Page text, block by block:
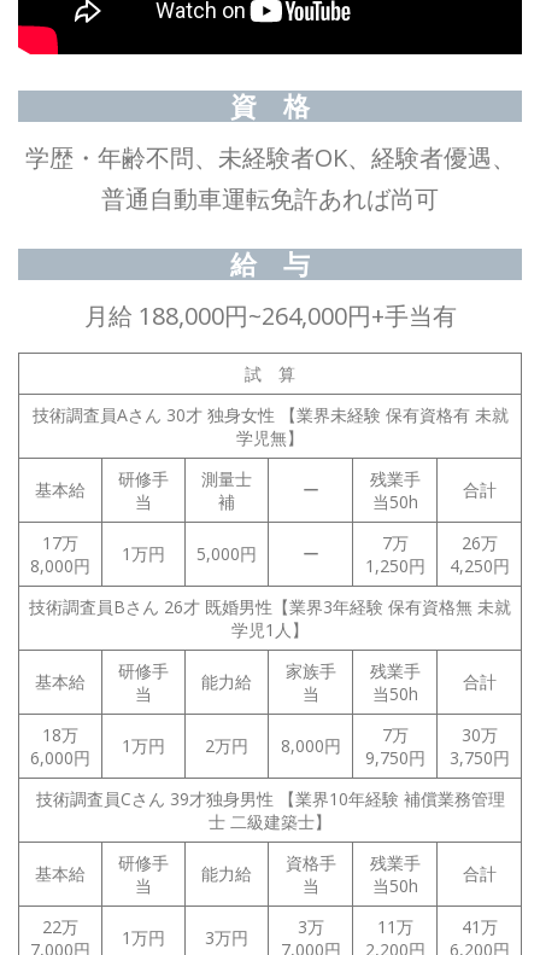
資 格
学歴・年齢不問、未経験者OK、経験者優遇、
普通自動車運転免許あれば尚可
給 与
月給 188,000円~264,000円+手当有
試 算
技術調査員Aさん 30才 独身女性 【業界未経験 保有資格有 未就
学児無】
基本給
研修手
当
測量士
補
ー
残業手
当50h
合計
17万
8,000円
1万円 5,000円 ー
7万
1,250円
26万
4,250円
技術調査員Bさん 26才 既婚男性【業界3年経験 保有資格無 未就
学児1人】
基本給
研修手
当
能力給
家族手
当
残業手
当50h
合計
18万
6,000円
1万円 2万円 8,000円
7万
9,750円
30万
3,750円
技術調査員Cさん 39才独身男性 【業界10年経験 補償業務管理
士 二級建築士】
基本給
研修手
当
能力給
資格手
当
残業手
当50h
合計
22万
7,000円
1万円 3万円
3万
7,000円
11万
2,200円
41万
6,200円